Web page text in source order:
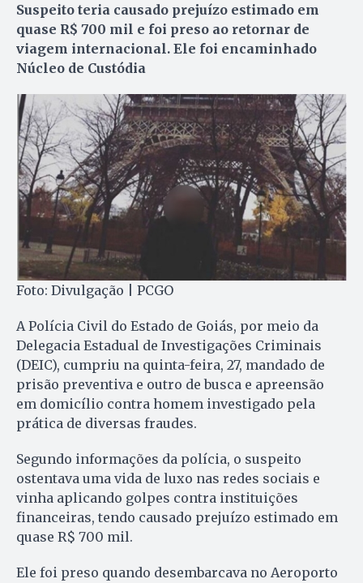
Suspeito teria causado prejuízo estimado em
quase R$ 700 mil e foi preso ao retornar de
viagem internacional. Ele foi encaminhado
Núcleo de Custódia
Foto: Divulgação | PCGO
A Polícia Civil do Estado de Goiás, por meio da
Delegacia Estadual de Investigações Criminais
(DEIC), cumpriu na quinta-feira, 27, mandado de
prisão preventiva e outro de busca e apreensão
em domicílio contra homem investigado pela
prática de diversas fraudes.
Segundo informações da polícia, o suspeito
ostentava uma vida de luxo nas redes sociais e
vinha aplicando golpes contra instituições
financeiras, tendo causado prejuízo estimado em
quase R$ 700 mil.
Ele foi preso quando desembarcava no Aeroporto